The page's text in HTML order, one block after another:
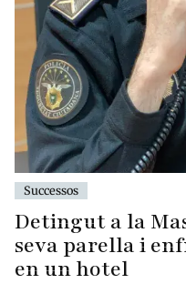
Successos
Detingut a la
seva parella i
en un hotel